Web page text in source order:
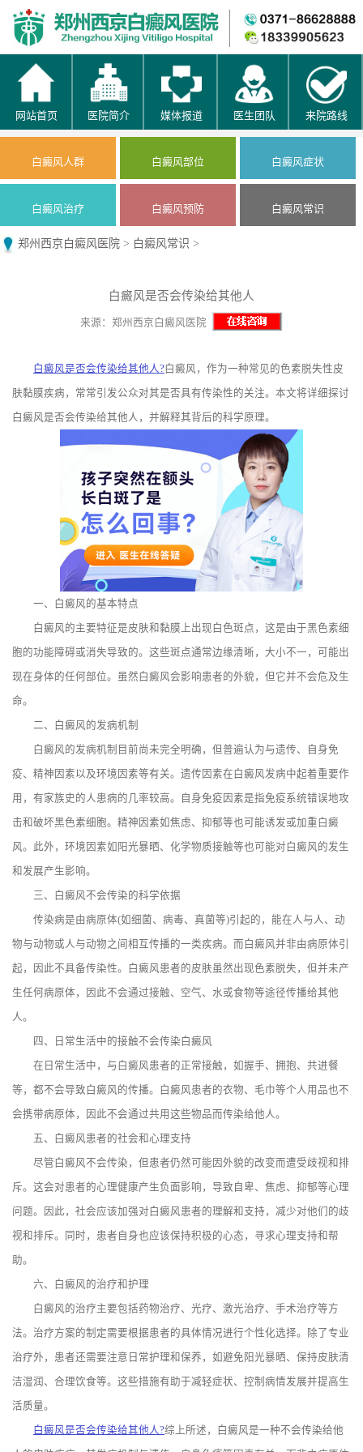
网站首页 医院简介 媒体报道 医生团队 来院路线
白癜风人群 白癜风部位 白癜风症状
白癜风治疗 白癜风预防 白癜风常识
郑州西京白癜风医院 > 白癜风常识 >
白癜风是否会传染给其他人
来源：郑州西京白癜风医院
白癜风是否会传染给其他人?白癜风，作为一种常见的色素脱失性皮
肤黏膜疾病，常常引发公众对其是否具有传染性的关注。本文将详细探讨
白癜风是否会传染给其他人，并解释其背后的科学原理。
一、白癜风的基本特点
白癜风的主要特征是皮肤和黏膜上出现白色斑点，这是由于黑色素细
胞的功能障碍或消失导致的。这些斑点通常边缘清晰，大小不一，可能出
现在身体的任何部位。虽然白癜风会影响患者的外貌，但它并不会危及生
命。
二、白癜风的发病机制
白癜风的发病机制目前尚未完全明确，但普遍认为与遗传、自身免
疫、精神因素以及环境因素等有关。遗传因素在白癜风发病中起着重要作
用，有家族史的人患病的几率较高。自身免疫因素是指免疫系统错误地攻
击和破坏黑色素细胞。精神因素如焦虑、抑郁等也可能诱发或加重白癜
风。此外，环境因素如阳光暴晒、化学物质接触等也可能对白癜风的发生
和发展产生影响。
三、白癜风不会传染的科学依据
传染病是由病原体(如细菌、病毒、真菌等)引起的，能在人与人、动
物与动物或人与动物之间相互传播的一类疾病。而白癜风并非由病原体引
起，因此不具备传染性。白癜风患者的皮肤虽然出现色素脱失，但并未产
生任何病原体，因此不会通过接触、空气、水或食物等途径传播给其他
人。
四、日常生活中的接触不会传染白癜风
在日常生活中，与白癜风患者的正常接触，如握手、拥抱、共进餐
等，都不会导致白癜风的传播。白癜风患者的衣物、毛巾等个人用品也不
会携带病原体，因此不会通过共用这些物品而传染给他人。
五、白癜风患者的社会和心理支持
尽管白癜风不会传染，但患者仍然可能因外貌的改变而遭受歧视和排
斥。这会对患者的心理健康产生负面影响，导致自卑、焦虑、抑郁等心理
问题。因此，社会应该加强对白癜风患者的理解和支持，减少对他们的歧
视和排斥。同时，患者自身也应该保持积极的心态，寻求心理支持和帮
助。
六、白癜风的治疗和护理
白癜风的治疗主要包括药物治疗、光疗、激光治疗、手术治疗等方
法。治疗方案的制定需要根据患者的具体情况进行个性化选择。除了专业
治疗外，患者还需要注意日常护理和保养，如避免阳光暴晒、保持皮肤清
洁湿润、合理饮食等。这些措施有助于减轻症状、控制病情发展并提高生
活质量。
白癜风是否会传染给其他人?综上所述，白癜风是一种不会传染给他